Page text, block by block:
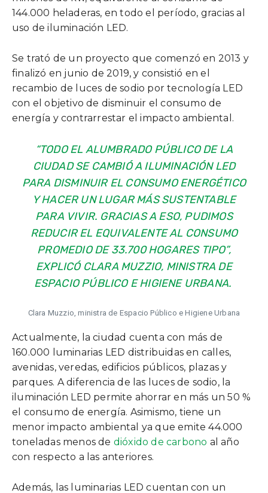
144.000 heladeras, en todo el período, gracias al
uso de iluminación LED.
Se trató de un proyecto que comenzó en 2013 y
finalizó en junio de 2019, y consistió en el
recambio de luces de sodio por tecnología LED
con el objetivo de disminuir el consumo de
energía y contrarrestar el impacto ambiental.
“TODO EL ALUMBRADO PÚBLICO DE LA
CIUDAD SE CAMBIÓ A ILUMINACIÓN LED
PARA DISMINUIR EL CONSUMO ENERGÉTICO
Y HACER UN LUGAR MÁS SUSTENTABLE
PARA VIVIR. GRACIAS A ESO, PUDIMOS
REDUCIR EL EQUIVALENTE AL CONSUMO
PROMEDIO DE 33.700 HOGARES TIPO”,
EXPLICÓ CLARA MUZZIO, MINISTRA DE
ESPACIO PÚBLICO E HIGIENE URBANA.
Clara Muzzio, ministra de Espacio Público e Higiene Urbana
Actualmente, la ciudad cuenta con más de
160.000 luminarias LED distribuidas en calles,
avenidas, veredas, edificios públicos, plazas y
parques. A diferencia de las luces de sodio, la
iluminación LED permite ahorrar en más un 50 %
el consumo de energía. Asimismo, tiene un
menor impacto ambiental ya que emite 44.000
toneladas menos de dióxido de carbono al año
con respecto a las anteriores.
Además, las luminarias LED cuentan con un